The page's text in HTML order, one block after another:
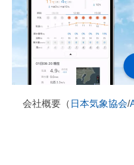
会社概要（ 日本気象協会/